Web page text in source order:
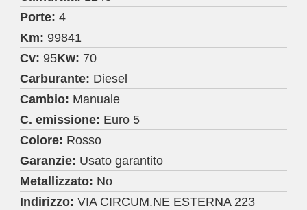
Porte:4
Km: 99841
Cv: 95Kw: 70
Carburante: Diesel
Cambio: Manuale
C. emissione: Euro 5
Colore: Rosso
Garanzie: Usato garantito
Metallizzato: No
Indirizzo:VIA CIRCUM.NE ESTERNA 223